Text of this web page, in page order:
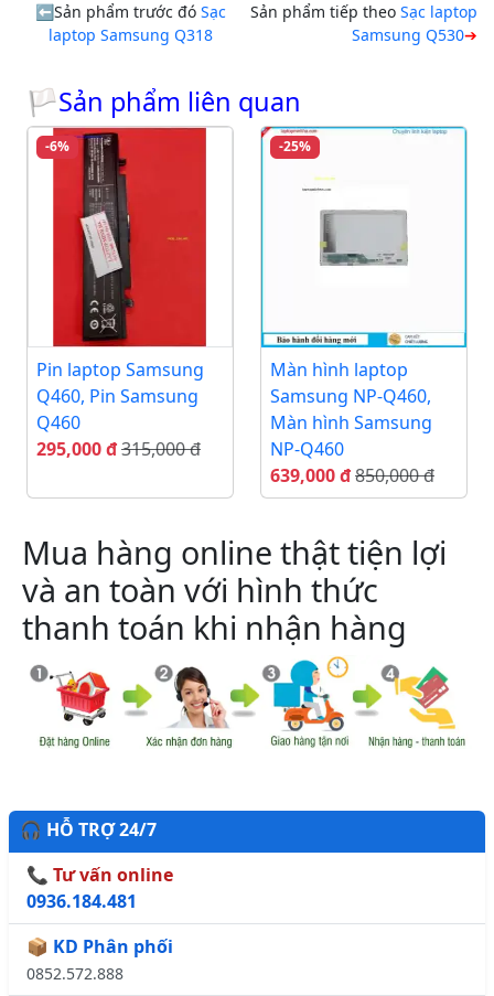
Sản phẩm trước đó Sạc
laptop Samsung Q318
Sản phẩm tiếp theo Sạc laptop
Samsung Q530
🏳Sản phẩm liên quan
-6%
Pin laptop Samsung
Q460, Pin Samsung
Q460
295,000 đ315,000 đ
-25%
Màn hình laptop
Samsung NP-Q460,
Màn hình Samsung
NP-Q460
639,000 đ850,000 đ
Mua hàng online thật tiện lợi
và an toàn với hình thức
thanh toán khi nhận hàng
🎧 HỖ TRỢ 24/7
📞 Tư vấn online
0936.184.481
📦 KD Phân phối
0852.572.888